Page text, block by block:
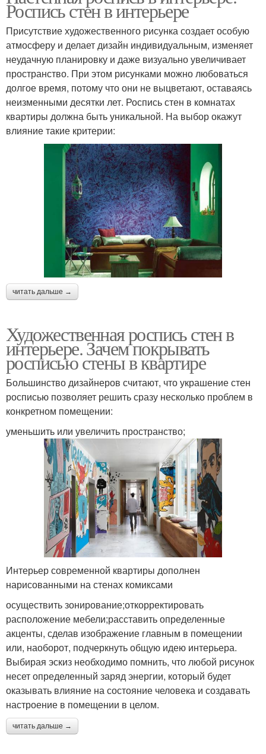
Роспись стен в интерьере
Присутствие художественного рисунка создает особую
атмосферу и делает дизайн индивидуальным, изменяет
неудачную планировку и даже визуально увеличивает
пространство. При этом рисунками можно любоваться
долгое время, потому что они не выцветают, оставаясь
неизменными десятки лет. Роспись стен в комнатах
квартиры должна быть уникальной. На выбор окажут
влияние такие критерии:
читать дальше →
Художественная роспись стен в
интерьере. Зачем покрывать
росписью стены в квартире
Большинство дизайнеров считают, что украшение стен
росписью позволяет решить сразу несколько проблем в
конкретном помещении:
уменьшить или увеличить пространство;
Интерьер современной квартиры дополнен
нарисованными на стенах комиксами
осуществить зонирование;откорректировать
расположение мебели;расставить определенные
акценты, сделав изображение главным в помещении
или, наоборот, подчеркнуть общую идею интерьера.
Выбирая эскиз необходимо помнить, что любой рисунок
несет определенный заряд энергии, который будет
оказывать влияние на состояние человека и создавать
настроение в помещении в целом.
читать дальше →